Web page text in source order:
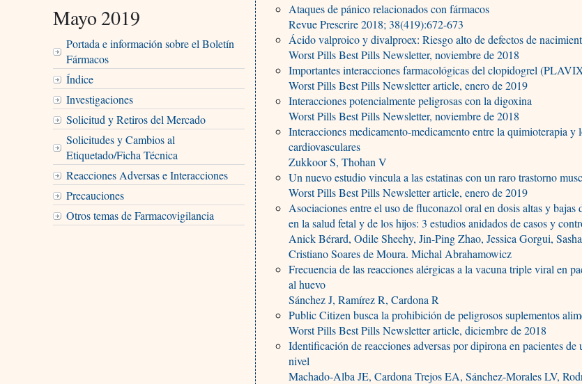
Mayo 2019
Portada e información sobre el Boletín
Fármacos
Índice
Investigaciones
Solicitud y Retiros del Mercado
Solicitudes y Cambios al
Etiquetado/Ficha Técnica
Reacciones Adversas e Interacciones
Precauciones
Otros temas de Farmacovigilancia
Ataques de pánico relacionados con fármacos
Revue Prescrire 2018; 38(419):672-673
Ácido valproico y divalproex: Riesgo alto de defectos de
Worst Pills Best Pills Newsletter, noviembre de 2018
Importantes interacciones farmacológicas del clopidogrel
Worst Pills Best Pills Newsletter article, enero de 2019
Interacciones potencialmente peligrosas con la digoxina
Worst Pills Best Pills Newsletter, noviembre de 2018
Interacciones medicamento-medicamento entre la quimioterapia y
cardiovasculares
Zukkoor S, Thohan V
Un nuevo estudio vincula a las estatinas con un raro trastorno
Worst Pills Best Pills Newsletter article, enero de 2019
Asociaciones entre el uso de fluconazol oral en dosis altas y bajas
en la salud fetal y de los hijos: 3 estudios anidados de casos y
Anick Bérard, Odile Sheehy, Jin-Ping Zhao, Jessica Gorgui,
Cristiano Soares de Moura. Michal Abrahamowicz
Frecuencia de las reacciones alérgicas a la vacuna triple viral en
al huevo
Sánchez J, Ramírez R, Cardona R
Public Citizen busca la prohibición de peligrosos suplementos
Worst Pills Best Pills Newsletter article, diciembre de 2018
Identificación de reacciones adversas por dipirona en pacientes de
nivel
Machado-Alba JE, Cardona Trejos EA, Sánchez-Morales LV,